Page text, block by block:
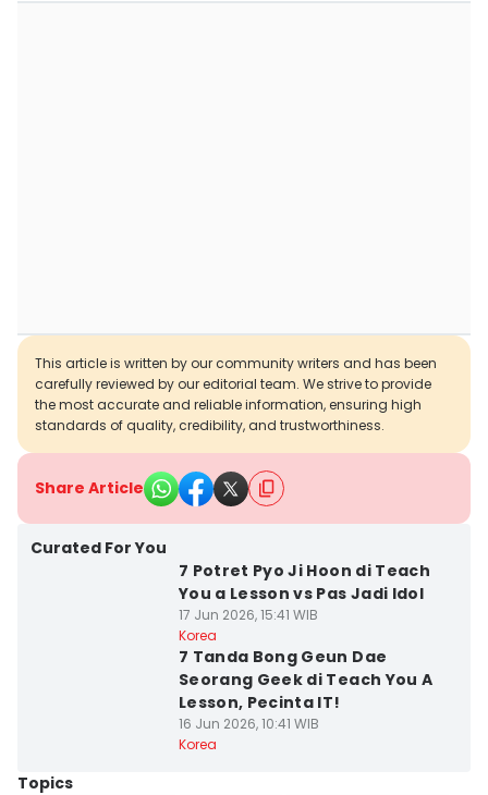
This article is written by our community writers and has been
carefully reviewed by our editorial team. We strive to provide
the most accurate and reliable information, ensuring high
standards of quality, credibility, and trustworthiness.
Share Article
Curated For You
7 Potret Pyo Ji Hoon di Teach
You a Lesson vs Pas Jadi Idol
17 Jun 2026, 15:41 WIB
Korea
7 Tanda Bong Geun Dae
Seorang Geek di Teach You A
Lesson, Pecinta IT!
16 Jun 2026, 10:41 WIB
Korea
Topics